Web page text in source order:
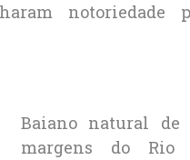
notoriedade
Baiano natural de
margens do Rio